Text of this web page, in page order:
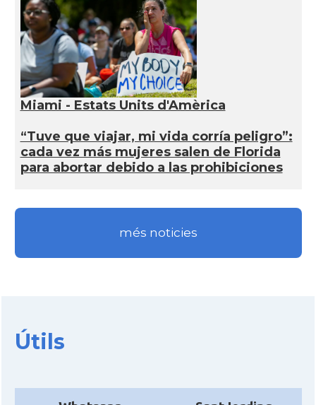
Miami - Estats Units d'Amèrica
“Tuve que viajar, mi vida corría peligro”:
cada vez más mujeres salen de Florida
para abortar debido a las prohibiciones
més noticies
Útils